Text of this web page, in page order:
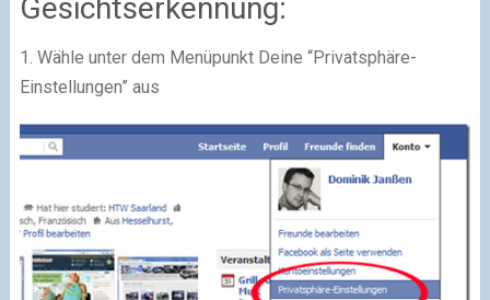
Gesichtserkennung:
1. Wähle unter dem Menüpunkt Deine “Privatsphäre-
Einstellungen” aus